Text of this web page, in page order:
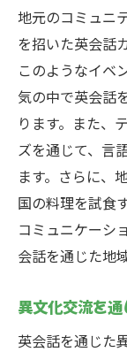
地元のコミュニ
を招いた英会話
このようなイベ
気の中で英会話
ります。また、
ズを通じて、言
ます。さらに、
国の料理を試食
コミュニケーシ
会話を通じた地
異文化交流を
英会話を通じた